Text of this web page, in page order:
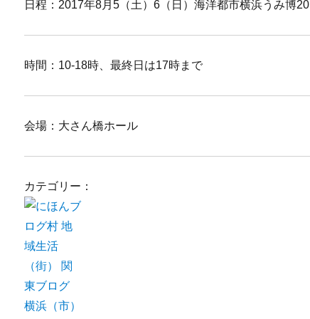
日程：2017年8月5（土）6（日）海洋都市横浜うみ博
時間：10-18時、最終日は17時まで
会場：大さん橋ホール
カテゴリー：